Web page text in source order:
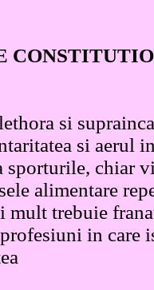
si
si aerul
sporturile, chiar
alimentare
mult trebuie
in care